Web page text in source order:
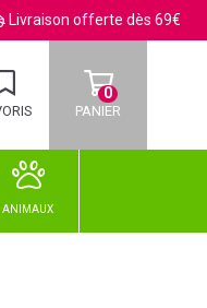
Livraison offerte dès 69€
PANIER
0
ANIMAUX